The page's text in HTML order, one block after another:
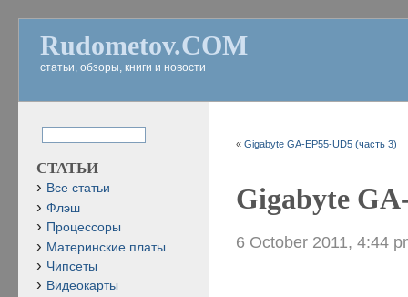
Rudometov.COM
статьи, обзоры, книги и новости
«Gigabyte GA-EP55-UD5 (часть 3)
Gigabyte
6 October 2011, 4:44
СТАТЬИ
Все статьи
Флэш
Процессоры
Материнские платы
Чипсеты
Видеокарты